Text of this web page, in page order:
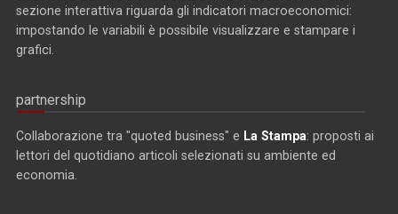
sezione interattiva riguarda gli indicatori macroeconomici:
impostando le variabili è possibile visualizzare e stampare i
grafici.
partnership
Collaborazione tra "quoted business" e La Stampa: proposti ai
lettori del quotidiano articoli selezionati su ambiente ed
economia.